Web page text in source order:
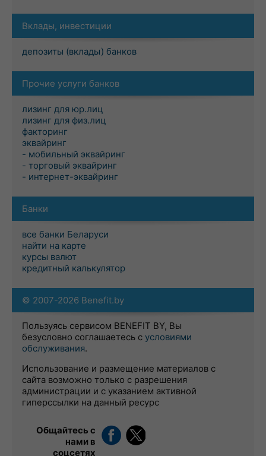
Вклады, инвестиции
депозиты (вклады) банков
Прочие услуги банков
лизинг для юр.лиц
лизинг для физ.лиц
факторинг
эквайринг
- мобильный эквайринг
- торговый эквайринг
- интернет-эквайринг
Банки
все банки Беларуси
найти на карте
курсы валют
кредитный калькулятор
© 2007-2026 Benefit.by
Пользуясь сервисом BENEFIT BY, Вы
безусловно соглашаетесь с условиями
обслуживания.
Использование и размещение материалов с
сайта возможно только с разрешения
администрации и с указанием активной
гиперссылки на данный ресурс
Общайтесь с
нами в
соцсетях